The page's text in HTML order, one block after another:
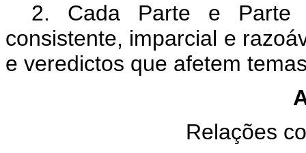
2. Cada Parte e Parte
consistente, imparcial e
e veredictos que afetem
Relações